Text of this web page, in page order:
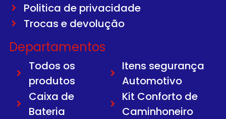
Politica de privacidade
Trocas e devolução
Departamentos
Todos os
produtos
Caixa de
Bateria
Itens segurança
Automotivo
Kit Conforto de
Caminhoneiro